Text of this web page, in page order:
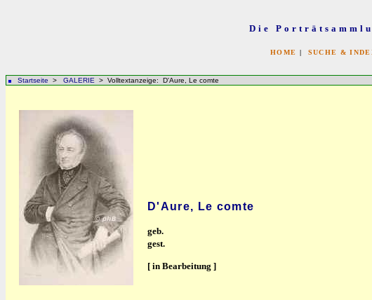
Die
HOME | SUCHE &
Startseite > GALERIE > Volltextanzeige: D'Aure, Le comte
D'Aure, Le comte
geb.
gest.
[ in Bearbeitung ]